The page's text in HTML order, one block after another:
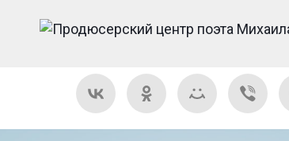
НАДЕЖДОЙ НИРВАНА